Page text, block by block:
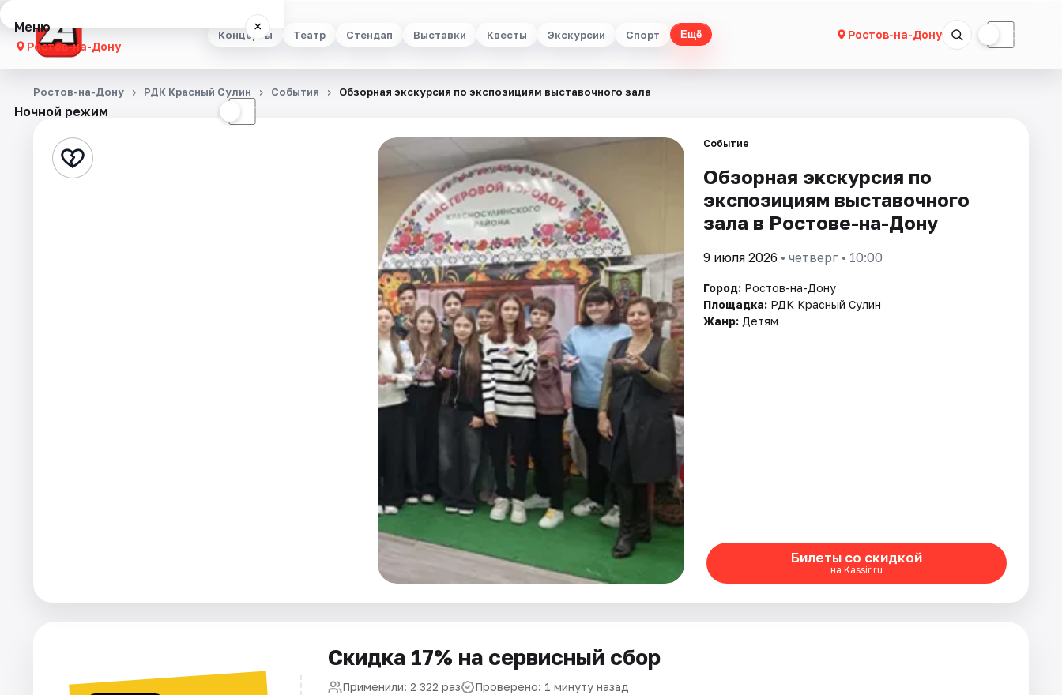
Концерты Театр Стендап Выставки Квесты Экскурсии Спорт Ещё Ростов-на-Дону ☾
Меню ×
Ростов-на-Дону
Концерты
Стендап
Ночной режим ☾
Ростов-на-Дону РДК Красный Сулин События Обзорная экскурсия по экспозициям выставочного зала
Событие
Обзорная экскурсия по
экспозициям выставочного
зала в Ростове-на-Дону
9 июля 2026 • четверг • 10:00
Город: Ростов-на-Дону
Площадка: РДК Красный Сулин
Жанр: Детям
Билеты со скидкой
на Kassir.ru
Скидка 17% на сервисный сбор
Применили: 2 322 раз Проверено: 1 минуту назад